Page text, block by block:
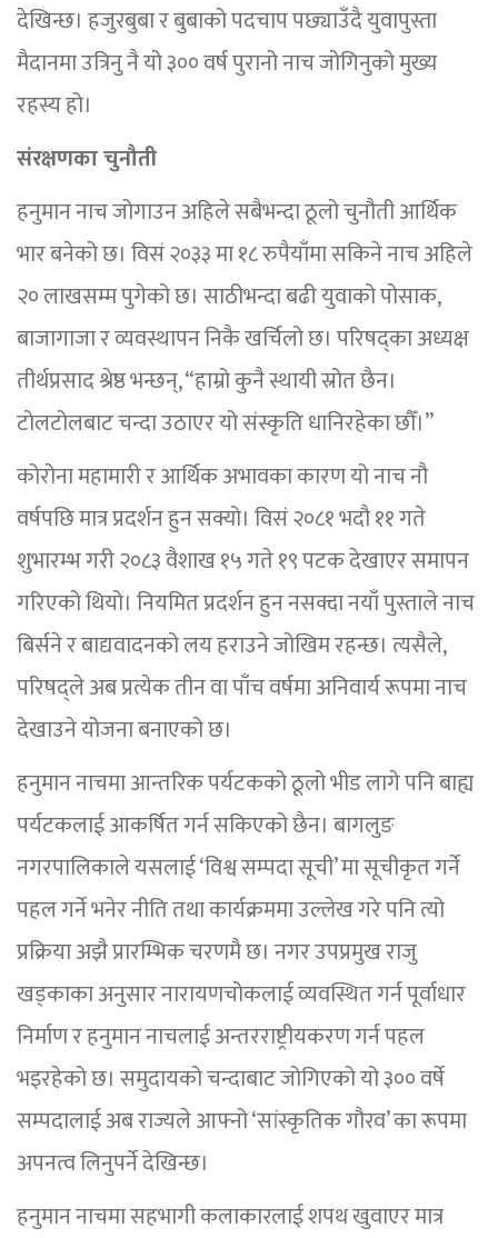
देखिन्छ। हजुरबुबा र बुबाको पदचाप पछ्याउँदै युवापुस्ता
मैदानमा उत्रिनु नै यो ३०० वर्ष पुरानो नाच जोगिनुको मुख्य
रहस्य हो।
संरक्षणका चुनौती
हनुमान नाच जोगाउन अहिले सबैभन्दा ठूलो चुनौती आर्थिक
भार बनेको छ। विसं २०३३ मा १८ रुपैयाँमा सकिने नाच अहिले
२० लाखसम्म पुगेको छ। साठीभन्दा बढी युवाको पोसाक,
बाजागाजा र व्यवस्थापन निकै खर्चिलो छ। परिषद्का अध्यक्ष
तीर्थप्रसाद श्रेष्ठ भन्छन्, “हाम्रो कुनै स्थायी स्रोत छैन।
टोलटोलबाट चन्दा उठाएर यो संस्कृति धानिरहेका छौँ।”
कोरोना महामारी र आर्थिक अभावका कारण यो नाच नौ
वर्षपछि मात्र प्रदर्शन हुन सक्यो। विसं २०८१ भदौ ११ गते
शुभारम्भ गरी २०८३ वैशाख १५ गते १९ पटक देखाएर समापन
गरिएको थियो। नियमित प्रदर्शन हुन नसक्दा नयाँ पुस्ताले नाच
बिर्सने र बाद्यवादनको लय हराउने जोखिम रहन्छ। त्यसैले,
परिषद्ले अब प्रत्येक तीन वा पाँच वर्षमा अनिवार्य रूपमा नाच
देखाउने योजना बनाएको छ।
हनुमान नाचमा आन्तरिक पर्यटकको ठूलो भीड लागे पनि बाह्य
पर्यटकलाई आकर्षित गर्न सकिएको छैन। बागलुङ
नगरपालिकाले यसलाई ‘विश्व सम्पदा सूची’ मा सूचीकृत गर्ने
पहल गर्ने भनेर नीति तथा कार्यक्रममा उल्लेख गरे पनि त्यो
प्रक्रिया अझै प्रारम्भिक चरणमै छ। नगर उपप्रमुख राजु
खड्काका अनुसार नारायणचोकलाई व्यवस्थित गर्न पूर्वाधार
निर्माण र हनुमान नाचलाई अन्तरराष्ट्रीयकरण गर्न पहल
भइरहेको छ। समुदायको चन्दाबाट जोगिएको यो ३०० वर्षे
सम्पदालाई अब राज्यले आफ्नो ‘सांस्कृतिक गौरव’ का रूपमा
अपनत्व लिनुपर्ने देखिन्छ।
हनुमान नाचमा सहभागी कलाकारलाई शपथ खुवाएर मात्र